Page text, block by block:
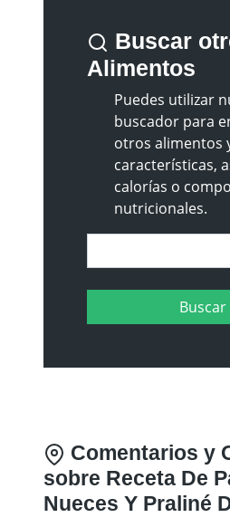
Buscar
Alimentos
Puedes utilizar
buscador para
otros alimentos
características,
calorías o
nutricionales.
Comentarios y
sobre Receta De
Nueces Y Praliné